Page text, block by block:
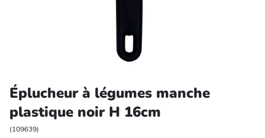
Entretien et rangement
Bricolage et auto
Jardin et plein air
Éplucheur à légumes manche
plastique noir H 16cm
(109639)